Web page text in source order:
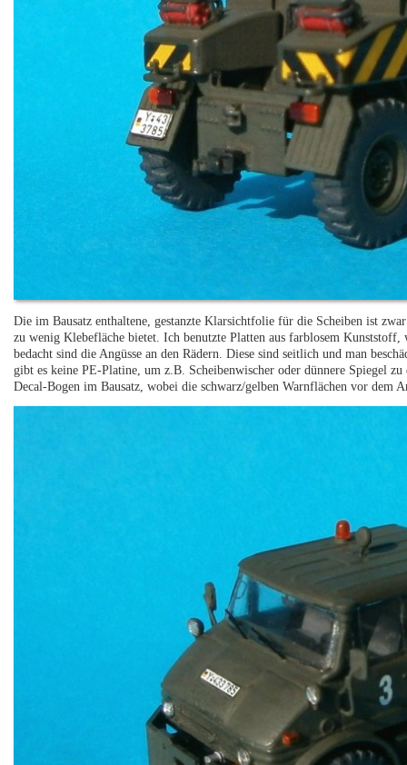
Die im Bausatz enthaltene, gestanzte Klarsichtfolie für die Scheiben ist
zu wenig Klebefläche bietet. Ich benutzte Platten aus farblosem
bedacht sind die Angüsse an den Rädern. Diese sind seitlich und man
gibt es keine PE-Platine, um z.B. Scheibenwischer oder dünnere Spiegel
Decal-Bogen im Bausatz, wobei die schwarz/gelben Warnflächen vor dem